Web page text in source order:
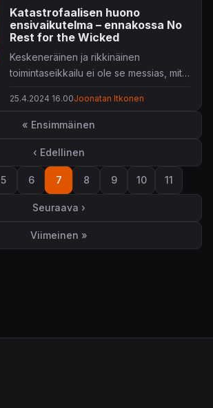
Katastrofaalisen huono
ensivaikutelma – ennakossa No
Rest for the Wicked
Keskeneräinen ja rikkinäinen
toimintaseikkailu ei ole se messias, mitä
25.4.2024 16.00Joonatan Itkonen
Sivutus
Ensimmäinen sivu
« Ensimmäinen
Edellinen sivu
‹ Edellinen
Sivu
5
Sivu
6
Sivu
7
Sivu
8
Sivu
9
Sivu
10
Sivu
11
Seuraava sivu
Seuraava ›
Viimeinen sivu
Viimeinen »